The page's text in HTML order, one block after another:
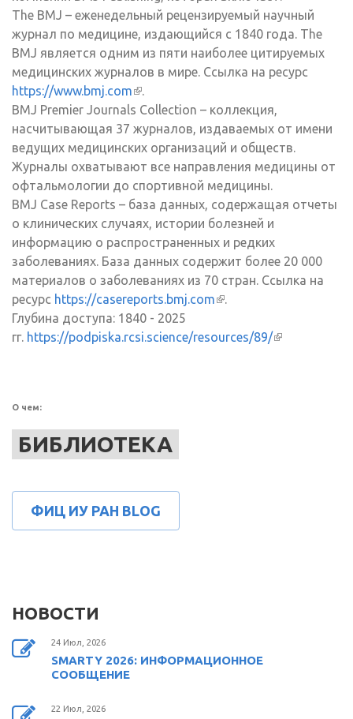
The BMJ – еженедельный рецензируемый научный
журнал по медицине, издающийся с 1840 года. The
BMJ является одним из пяти наиболее цитируемых
медицинских журналов в мире. Ссылка на ресурс
https://www.bmj.com(внешняя ссылка)
.
BMJ Premier Journals Collection – коллекция,
насчитывающая 37 журналов, издаваемых от имени
ведущих медицинских организаций и обществ.
Журналы охватывают все направления медицины от
офтальмологии до спортивной медицины.
BMJ Case Reports – база данных, содержащая отчеты
о клинических случаях, истории болезней и
информацию о распространенных и редких
заболеваниях. База данных содержит более 20 000
материалов о заболеваниях из 70 стран. Ссылка на
ресурс https://casereports.bmj.com(внешняя ссылка)
.
Глубина доступа: 1840 - 2025
гг. https://podpiska.rcsi.science/resources/89/(внешняя
О чем:
БИБЛИОТЕКА
ФИЦ ИУ РАН BLOG
НОВОСТИ
24 Июл, 2026
SMARTY 2026: ИНФОРМАЦИОННОЕ
СООБЩЕНИЕ
22 Июл, 2026